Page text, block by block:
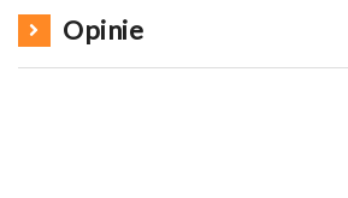
Opinie